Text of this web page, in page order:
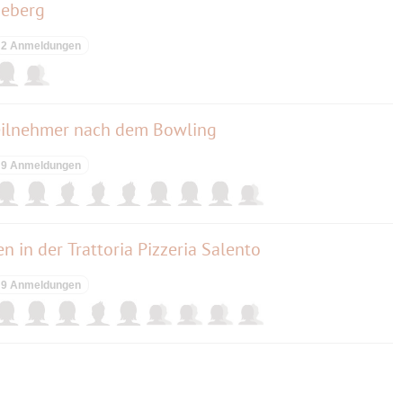
2 Anmeldungen
nach dem Bowling
9 Anmeldungen
in der Trattoria Pizzeria Salento
9 Anmeldungen